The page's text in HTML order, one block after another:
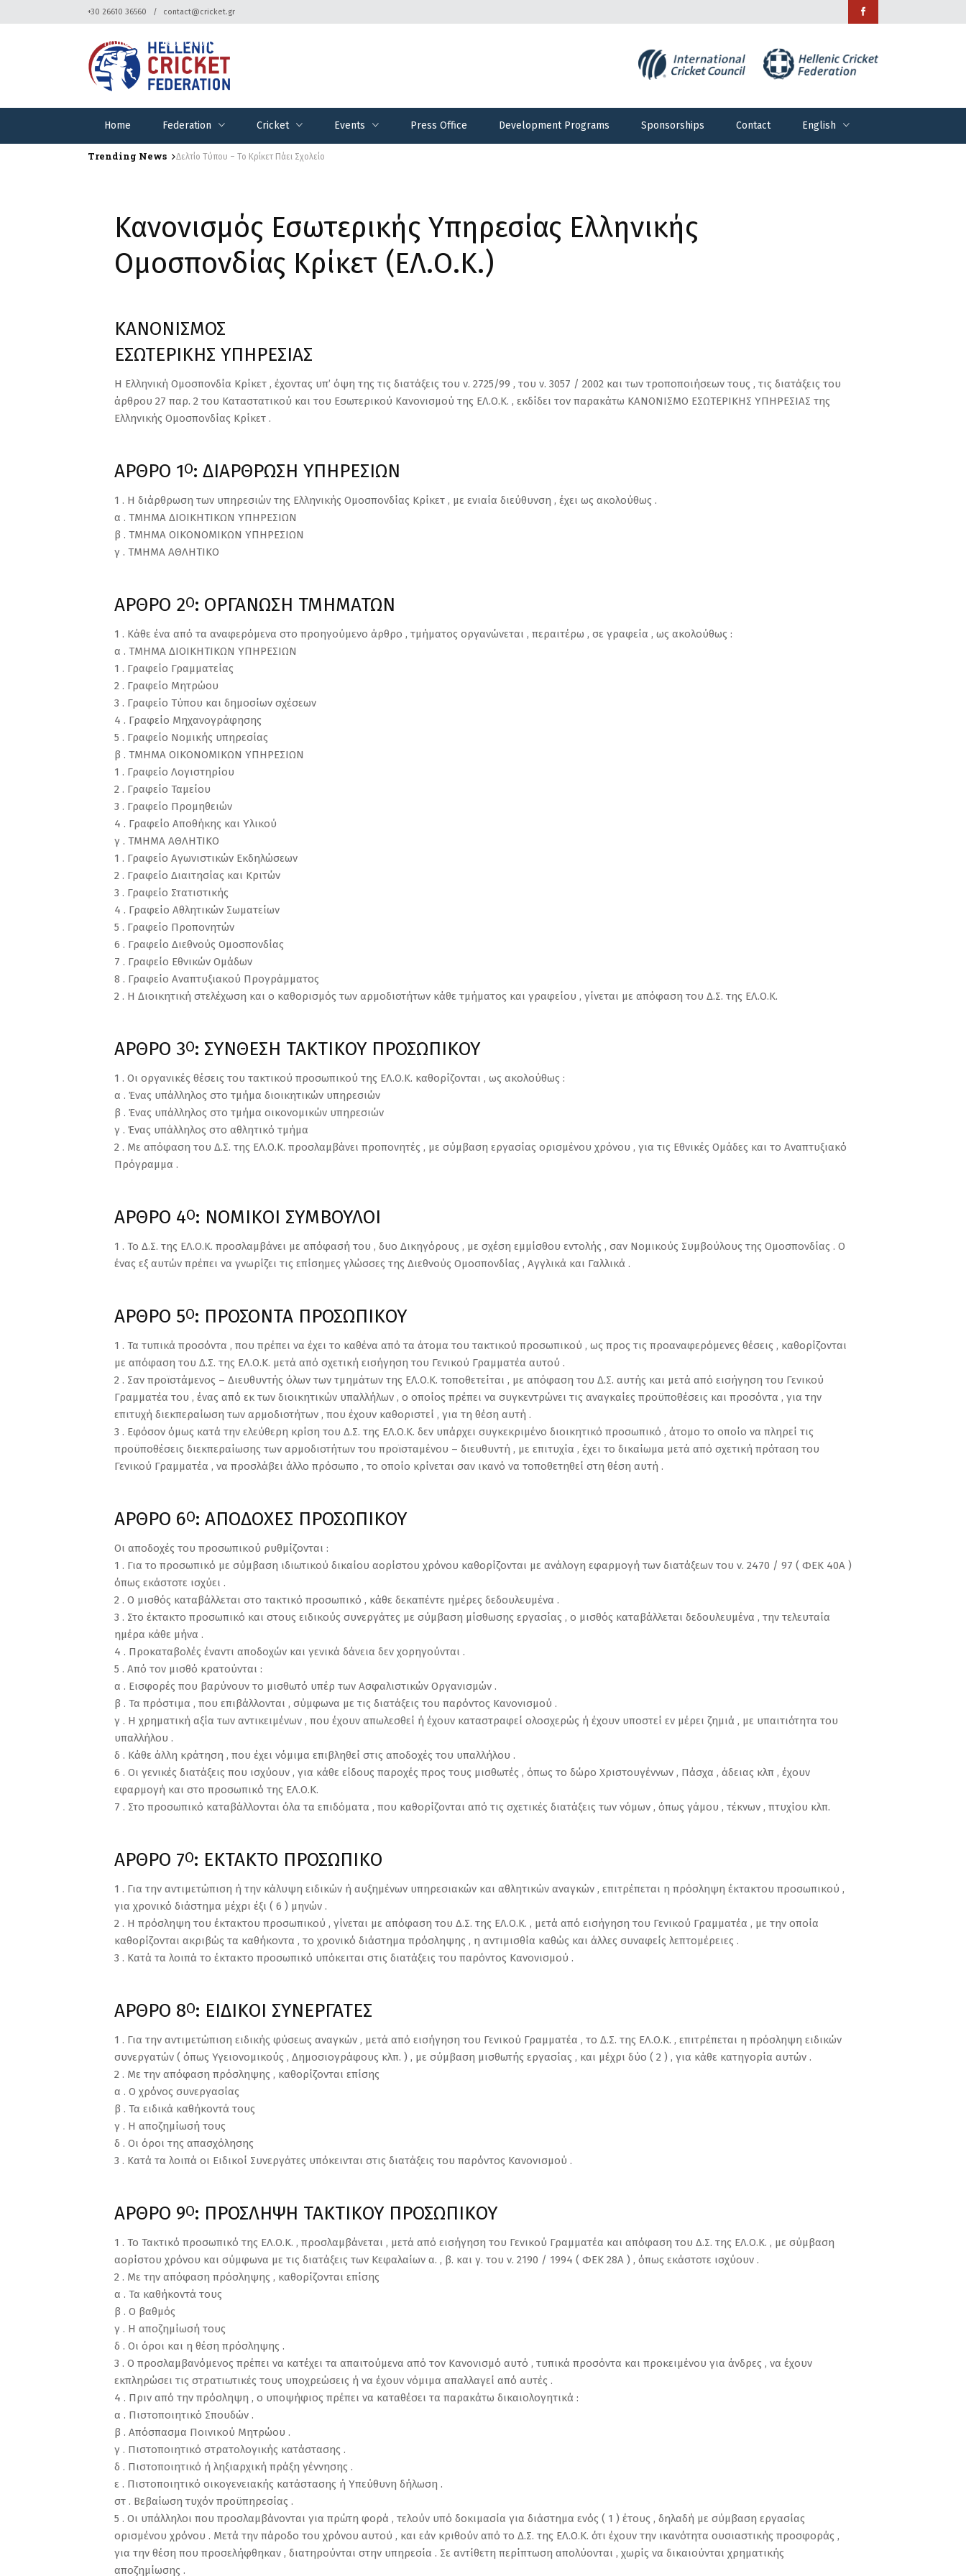
+30 26610 36560 contact@cricket.gr
Home Federation Cricket Events Press Office Development Programs Sponsorships Contact English
Home Federation
Trending News Δελτίο Τύπου – Το Κρίκετ Πάει Σχολείο
Κανονισμός Εσωτερικής Υπηρεσίας Ελληνικής
Ομοσπονδίας Κρίκετ (ΕΛ.Ο.Κ.)
ΚΑΝΟΝΙΣΜΟΣ
ΕΣΩΤΕΡΙΚΗΣ ΥΠΗΡΕΣΙΑΣ
Η Ελληνική Ομοσπονδία Κρίκετ , έχοντας υπ’ όψη της τις διατάξεις του ν. 2725/99 , του ν. 3057 / 2002 και των τροποποιήσεων τους , τις διατάξεις του
άρθρου 27 παρ. 2 του Καταστατικού και του Εσωτερικού Κανονισμού της ΕΛ.Ο.Κ. , εκδίδει τον παρακάτω ΚΑΝΟΝΙΣΜΟ ΕΣΩΤΕΡΙΚΗΣ ΥΠΗΡΕΣΙΑΣ της
Ελληνικής Ομοσπονδίας Κρίκετ .
ΑΡΘΡΟ 1Ο: ΔΙΑΡΘΡΩΣΗ ΥΠΗΡΕΣΙΩΝ
1 . Η διάρθρωση των υπηρεσιών της Ελληνικής Ομοσπονδίας Κρίκετ , με ενιαία διεύθυνση , έχει ως ακολούθως .
α . ΤΜΗΜΑ ΔΙΟΙΚΗΤΙΚΩΝ ΥΠΗΡΕΣΙΩΝ
β . ΤΜΗΜΑ ΟΙΚΟΝΟΜΙΚΩΝ ΥΠΗΡΕΣΙΩΝ
γ . ΤΜΗΜΑ ΑΘΛΗΤΙΚΟ
ΑΡΘΡΟ 2Ο: ΟΡΓΑΝΩΣΗ ΤΜΗΜΑΤΩΝ
1 . Κάθε ένα από τα αναφερόμενα στο προηγούμενο άρθρο , τμήματος οργανώνεται , περαιτέρω , σε γραφεία , ως ακολούθως :
α . ΤΜΗΜΑ ΔΙΟΙΚΗΤΙΚΩΝ ΥΠΗΡΕΣΙΩΝ
1 . Γραφείο Γραμματείας
2 . Γραφείο Μητρώου
3 . Γραφείο Tύπου και δημοσίων σχέσεων
4 . Γραφείο Μηχανογράφησης
5 . Γραφείο Nομικής υπηρεσίας
β . ΤΜΗΜΑ ΟΙΚΟΝΟΜΙΚΩΝ ΥΠΗΡΕΣΙΩΝ
1 . Γραφείο Λογιστηρίου
2 . Γραφείο Ταμείου
3 . Γραφείο Προμηθειών
4 . Γραφείο Αποθήκης και Υλικού
γ . ΤΜΗΜΑ ΑΘΛΗΤΙΚΟ
1 . Γραφείο Αγωνιστικών Εκδηλώσεων
2 . Γραφείο Διαιτησίας και Κριτών
3 . Γραφείο Στατιστικής
4 . Γραφείο Αθλητικών Σωματείων
5 . Γραφείο Προπονητών
6 . Γραφείο Διεθνούς Ομοσπονδίας
7 . Γραφείο Εθνικών Ομάδων
8 . Γραφείο Αναπτυξιακού Προγράμματος
2 . Η Διοικητική στελέχωση και ο καθορισμός των αρμοδιοτήτων κάθε τμήματος και γραφείου , γίνεται με απόφαση του Δ.Σ. της ΕΛ.Ο.Κ.
ΑΡΘΡΟ 3Ο: ΣΥΝΘΕΣΗ ΤΑΚΤΙΚΟΥ ΠΡΟΣΩΠΙΚΟΥ
1 . Οι οργανικές θέσεις του τακτικού προσωπικού της ΕΛ.Ο.Κ. καθορίζονται , ως ακολούθως :
α . Ένας υπάλληλος στο τμήμα διοικητικών υπηρεσιών
β . Ένας υπάλληλος στο τμήμα οικονομικών υπηρεσιών
γ . Ένας υπάλληλος στο αθλητικό τμήμα
2 . Με απόφαση του Δ.Σ. της ΕΛ.Ο.Κ. προσλαμβάνει προπονητές , με σύμβαση εργασίας ορισμένου χρόνου , για τις Εθνικές Ομάδες και το Αναπτυξιακό
Πρόγραμμα .
ΑΡΘΡΟ 4Ο: ΝΟΜΙΚΟΙ ΣΥΜΒΟΥΛΟΙ
1 . Το Δ.Σ. της ΕΛ.Ο.Κ. προσλαμβάνει με απόφασή του , δυο Δικηγόρους , με σχέση εμμίσθου εντολής , σαν Νομικούς Συμβούλους της Ομοσπονδίας . Ο
ένας εξ αυτών πρέπει να γνωρίζει τις επίσημες γλώσσες της Διεθνούς Ομοσπονδίας , Αγγλικά και Γαλλικά .
ΑΡΘΡΟ 5Ο: ΠΡΟΣΟΝΤΑ ΠΡΟΣΩΠΙΚΟΥ
1 . Τα τυπικά προσόντα , που πρέπει να έχει το καθένα από τα άτομα του τακτικού προσωπικού , ως προς τις προαναφερόμενες θέσεις , καθορίζονται
με απόφαση του Δ.Σ. της ΕΛ.Ο.Κ. μετά από σχετική εισήγηση του Γενικού Γραμματέα αυτού .
2 . Σαν προϊστάμενος – Διευθυντής όλων των τμημάτων της ΕΛ.Ο.Κ. τοποθετείται , με απόφαση του Δ.Σ. αυτής και μετά από εισήγηση του Γενικού
Γραμματέα του , ένας από εκ των διοικητικών υπαλλήλων , ο οποίος πρέπει να συγκεντρώνει τις αναγκαίες προϋποθέσεις και προσόντα , για την
επιτυχή διεκπεραίωση των αρμοδιοτήτων , που έχουν καθοριστεί , για τη θέση αυτή .
3 . Εφόσον όμως κατά την ελεύθερη κρίση του Δ.Σ. της ΕΛ.Ο.Κ. δεν υπάρχει συγκεκριμένο διοικητικό προσωπικό , άτομο το οποίο να πληρεί τις
προϋποθέσεις διεκπεραίωσης των αρμοδιοτήτων του προϊσταμένου – διευθυντή , με επιτυχία , έχει το δικαίωμα μετά από σχετική πρόταση του
Γενικού Γραμματέα , να προσλάβει άλλο πρόσωπο , το οποίο κρίνεται σαν ικανό να τοποθετηθεί στη θέση αυτή .
ΑΡΘΡΟ 6Ο: ΑΠΟΔΟΧΕΣ ΠΡΟΣΩΠΙΚΟΥ
Οι αποδοχές του προσωπικού ρυθμίζονται :
1 . Για το προσωπικό με σύμβαση ιδιωτικού δικαίου αορίστου χρόνου καθορίζονται με ανάλογη εφαρμογή των διατάξεων του ν. 2470 / 97 ( ΦΕΚ 40Α )
όπως εκάστοτε ισχύει .
2 . Ο μισθός καταβάλλεται στο τακτικό προσωπικό , κάθε δεκαπέντε ημέρες δεδουλευμένα .
3 . Στο έκτακτο προσωπικό και στους ειδικούς συνεργάτες με σύμβαση μίσθωσης εργασίας , ο μισθός καταβάλλεται δεδουλευμένα , την τελευταία
ημέρα κάθε μήνα .
4 . Προκαταβολές έναντι αποδοχών και γενικά δάνεια δεν χορηγούνται .
5 . Από τον μισθό κρατούνται :
α . Εισφορές που βαρύνουν το μισθωτό υπέρ των Ασφαλιστικών Οργανισμών .
β . Τα πρόστιμα , που επιβάλλονται , σύμφωνα με τις διατάξεις του παρόντος Κανονισμού .
γ . Η χρηματική αξία των αντικειμένων , που έχουν απωλεσθεί ή έχουν καταστραφεί ολοσχερώς ή έχουν υποστεί εν μέρει ζημιά , με υπαιτιότητα του
υπαλλήλου .
δ . Κάθε άλλη κράτηση , που έχει νόμιμα επιβληθεί στις αποδοχές του υπαλλήλου .
6 . Οι γενικές διατάξεις που ισχύουν , για κάθε είδους παροχές προς τους μισθωτές , όπως το δώρο Χριστουγέννων , Πάσχα , άδειας κλπ , έχουν
εφαρμογή και στο προσωπικό της ΕΛ.Ο.Κ.
7 . Στο προσωπικό καταβάλλονται όλα τα επιδόματα , που καθορίζονται από τις σχετικές διατάξεις των νόμων , όπως γάμου , τέκνων , πτυχίου κλπ.
ΑΡΘΡΟ 7Ο: ΕΚΤΑΚΤΟ ΠΡΟΣΩΠΙΚΟ
1 . Για την αντιμετώπιση ή την κάλυψη ειδικών ή αυξημένων υπηρεσιακών και αθλητικών αναγκών , επιτρέπεται η πρόσληψη έκτακτου προσωπικού ,
για χρονικό διάστημα μέχρι έξι ( 6 ) μηνών .
2 . Η πρόσληψη του έκτακτου προσωπικού , γίνεται με απόφαση του Δ.Σ. της ΕΛ.Ο.Κ. , μετά από εισήγηση του Γενικού Γραμματέα , με την οποία
καθορίζονται ακριβώς τα καθήκοντα , το χρονικό διάστημα πρόσληψης , η αντιμισθία καθώς και άλλες συναφείς λεπτομέρειες .
3 . Κατά τα λοιπά το έκτακτο προσωπικό υπόκειται στις διατάξεις του παρόντος Κανονισμού .
ΑΡΘΡΟ 8Ο: ΕΙΔΙΚΟΙ ΣΥΝΕΡΓΑΤΕΣ
1 . Για την αντιμετώπιση ειδικής φύσεως αναγκών , μετά από εισήγηση του Γενικού Γραμματέα , το Δ.Σ. της ΕΛ.Ο.Κ. , επιτρέπεται η πρόσληψη ειδικών
συνεργατών ( όπως Υγειονομικούς , Δημοσιογράφους κλπ. ) , με σύμβαση μισθωτής εργασίας , και μέχρι δύο ( 2 ) , για κάθε κατηγορία αυτών .
2 . Με την απόφαση πρόσληψης , καθορίζονται επίσης
α . Ο χρόνος συνεργασίας
β . Τα ειδικά καθήκοντά τους
γ . Η αποζημίωσή τους
δ . Οι όροι της απασχόλησης
3 . Κατά τα λοιπά οι Ειδικοί Συνεργάτες υπόκεινται στις διατάξεις του παρόντος Κανονισμού .
ΑΡΘΡΟ 9Ο: ΠΡΟΣΛΗΨΗ ΤΑΚΤΙΚΟΥ ΠΡΟΣΩΠΙΚΟΥ
1 . Το Τακτικό προσωπικό της ΕΛ.Ο.Κ. , προσλαμβάνεται , μετά από εισήγηση του Γενικού Γραμματέα και απόφαση του Δ.Σ. της ΕΛ.Ο.Κ. , με σύμβαση
αορίστου χρόνου και σύμφωνα με τις διατάξεις των Κεφαλαίων α. , β. και γ. του ν. 2190 / 1994 ( ΦΕΚ 28Α ) , όπως εκάστοτε ισχύουν .
2 . Με την απόφαση πρόσληψης , καθορίζονται επίσης
α . Τα καθήκοντά τους
β . Ο βαθμός
γ . Η αποζημίωσή τους
δ . Οι όροι και η θέση πρόσληψης .
3 . Ο προσλαμβανόμενος πρέπει να κατέχει τα απαιτούμενα από τον Κανονισμό αυτό , τυπικά προσόντα και προκειμένου για άνδρες , να έχουν
εκπληρώσει τις στρατιωτικές τους υποχρεώσεις ή να έχουν νόμιμα απαλλαγεί από αυτές .
4 . Πριν από την πρόσληψη , ο υποψήφιος πρέπει να καταθέσει τα παρακάτω δικαιολογητικά :
α . Πιστοποιητικό Σπουδών .
β . Απόσπασμα Ποινικού Μητρώου .
γ . Πιστοποιητικό στρατολογικής κατάστασης .
δ . Πιστοποιητικό ή ληξιαρχική πράξη γέννησης .
ε . Πιστοποιητικό οικογενειακής κατάστασης ή Υπεύθυνη δήλωση .
στ . Βεβαίωση τυχόν προϋπηρεσίας .
5 . Οι υπάλληλοι που προσλαμβάνονται για πρώτη φορά , τελούν υπό δοκιμασία για διάστημα ενός ( 1 ) έτους , δηλαδή με σύμβαση εργασίας
ορισμένου χρόνου . Μετά την πάροδο του χρόνου αυτού , και εάν κριθούν από το Δ.Σ. της ΕΛ.Ο.Κ. ότι έχουν την ικανότητα ουσιαστικής προσφοράς ,
για την θέση που προσελήφθηκαν , διατηρούνται στην υπηρεσία . Σε αντίθετη περίπτωση απολύονται , χωρίς να δικαιούνται χρηματικής
αποζημίωσης .